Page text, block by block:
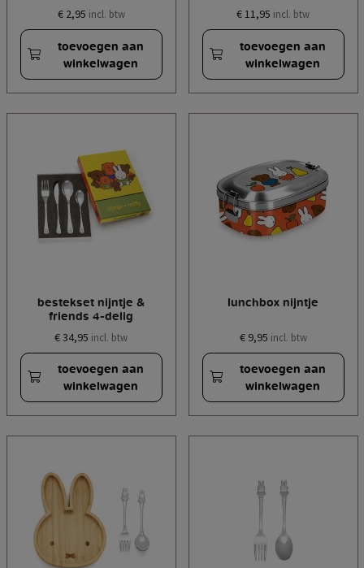
€ 2,95 incl. btw
toevoegen aan
winkelwagen
€ 11,95 incl. btw
toevoegen aan
winkelwagen
bestekset nijntje &
friends 4-delig
€ 34,95 incl. btw
toevoegen aan
winkelwagen
lunchbox nijntje
€ 9,95 incl. btw
toevoegen aan
winkelwagen